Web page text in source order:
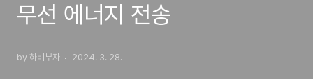
무선 에너지 전송
by 하비부자 2024. 3. 28.